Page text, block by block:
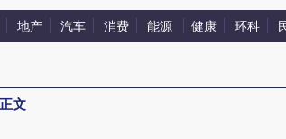
地产 汽车 消费 能源 健康 环科
正文